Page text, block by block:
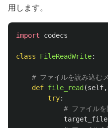
用します。
import codecs
class FileReadWrite:
def file_read (self,
try:
target_file